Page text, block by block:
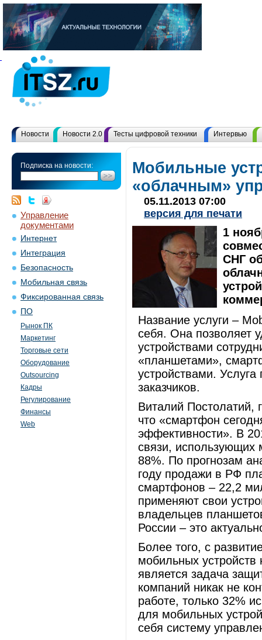
Новости Новости 2.0 Тесты цифровой техники Интервью
Подписка на новости:
Управление
документами
Интернет
Интеграция
Безопасность
Мобильная связь
Фиксированная связь
ПО
Рынок ПК
Маркетинг
Торговые сети
Оборудование
Outsourcing
Кадры
Регулирование
Финансы
Web
Мобильные
«облачным»
05.11.2013 07:00
версия для печати
1
СНГ
Название услуги –
себя. Она позволяет
устройствами
«планшетами»,
устройствами.
заказчиков.
Виталий Постолатий,
что «смартфон
эффективности». В
связи, использующих
88%. По прогнозам
году продажи в РФ
смартфонов – 22,2
применяют свои
владельцев
России – это
Более того, с
мобильных
является задача
компаний никак не
работе, только 32%
для мобильных
себя систему